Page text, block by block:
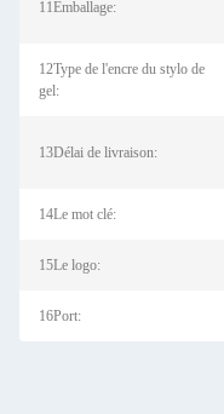
11Emballage:
12Type de l'encre du stylo de
gel:
13Délai de livraison:
14Le mot clé:
15Le logo:
16Port: